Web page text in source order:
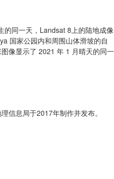
同一天，Landsat 8上的陆地成像
国家公园内和周围山体滑坡的自
像显示了 2021 年 1 月晴天的同一
信息局于2017年制作并发布。